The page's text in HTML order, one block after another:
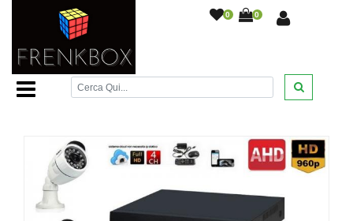
0 0
Home Page /Videosorveglianza
videosorveglianza/ Kit videosorveglianza AHD DVR P2P 4
ch Cloud Telecamere 1.3Mpx 1500tvl